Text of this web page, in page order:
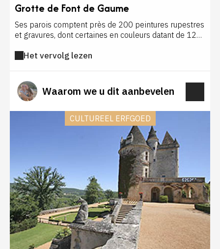
Grotte de Font de Gaume
Ses parois comptent près de 200 peintures rupestres
et gravures, dont certaines en couleurs datant de 12
d'animaux, bisons, chevaux et mammouths jouxtent
l'une des dernières grottes décorées de France
ouverte au public. Seuls 80 visiteurs sont admis tous
Het vervolg lezen
Waarom we u dit aanbevelen
CULTUREEL ERFGOED